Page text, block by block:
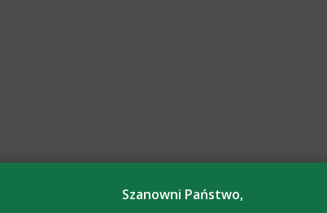
Szanowni Państwo,